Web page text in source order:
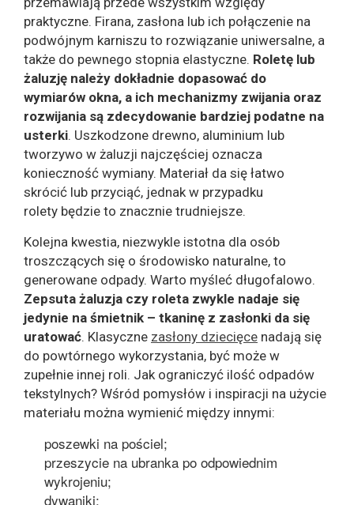
praktyczne. Firana, zasłona lub ich połączenie na
podwójnym karniszu to rozwiązanie uniwersalne, a
także do pewnego stopnia elastyczne. Roletę lub
żaluzję należy dokładnie dopasować do
wymiarów okna, a ich mechanizmy zwijania oraz
rozwijania są zdecydowanie bardziej podatne na
usterki. Uszkodzone drewno, aluminium lub
tworzywo w żaluzji najczęściej oznacza
konieczność wymiany. Materiał da się łatwo
skrócić lub przyciąć, jednak w przypadku
rolety będzie to znacznie trudniejsze.
Kolejna kwestia, niezwykle istotna dla osób
troszczących się o środowisko naturalne, to
generowane odpady. Warto myśleć długofalowo.
Zepsuta żaluzja czy roleta zwykle nadaje się
jedynie na śmietnik – tkaninę z zasłonki da się
uratować. Klasyczne zasłony dziecięce nadają się
do powtórnego wykorzystania, być może w
zupełnie innej roli. Jak ograniczyć ilość odpadów
tekstylnych? Wśród pomysłów i inspiracji na użycie
materiału można wymienić między innymi:
poszewki na pościel;
przeszycie na ubranka po odpowiednim
wykrojeniu;
dywaniki;